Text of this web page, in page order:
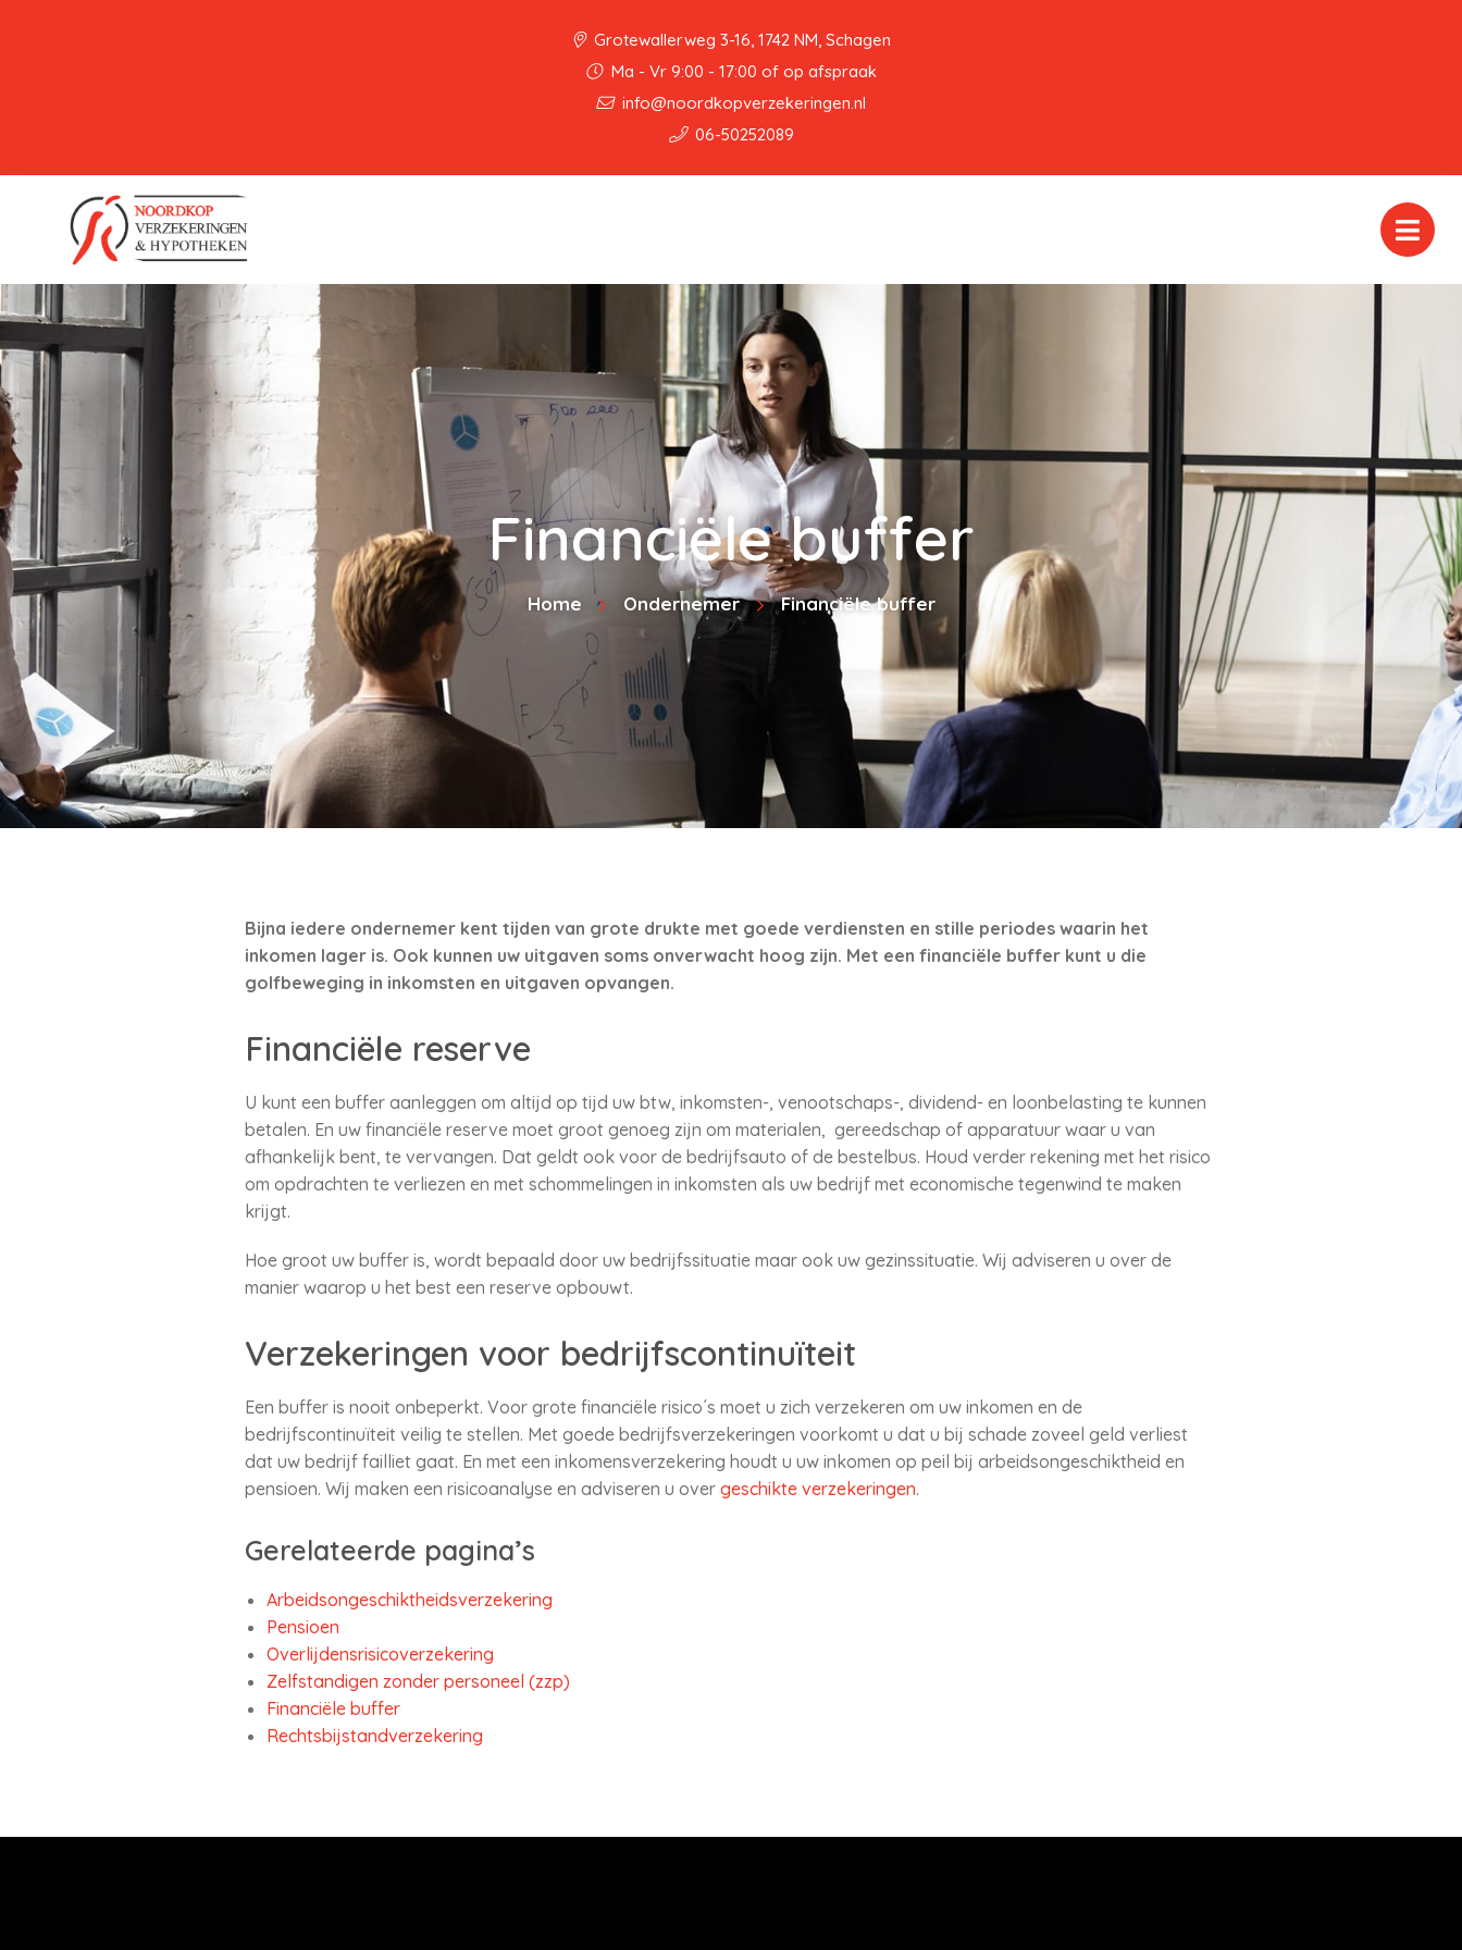
Grotewallerweg 3-16, 1742 NM, Schagen
Ma - Vr 9:00 - 17:00 of op afspraak
info@noordkopverzekeringen.nl
06-50252089
Financiële buffer
Home Ondernemer Financiële buffer
Bijna iedere ondernemer kent tijden van grote drukte met goede verdiensten en stille periodes waarin het
inkomen lager is. Ook kunnen uw uitgaven soms onverwacht hoog zijn. Met een financiële buffer kunt u die
golfbeweging in inkomsten en uitgaven opvangen.
Financiële reserve
U kunt een buffer aanleggen om altijd op tijd uw btw, inkomsten-, venootschaps-, dividend- en loonbelasting te kunnen
betalen. En uw financiële reserve moet groot genoeg zijn om materialen, gereedschap of apparatuur waar u van
afhankelijk bent, te vervangen. Dat geldt ook voor de bedrijfsauto of de bestelbus. Houd verder rekening met het risico
om opdrachten te verliezen en met schommelingen in inkomsten als uw bedrijf met economische tegenwind te maken
krijgt.
Hoe groot uw buffer is, wordt bepaald door uw bedrijfssituatie maar ook uw gezinssituatie. Wij adviseren u over de
manier waarop u het best een reserve opbouwt.
Verzekeringen voor bedrijfscontinuïteit
Een buffer is nooit onbeperkt. Voor grote financiële risico´s moet u zich verzekeren om uw inkomen en de
bedrijfscontinuïteit veilig te stellen. Met goede bedrijfsverzekeringen voorkomt u dat u bij schade zoveel geld verliest
dat uw bedrijf failliet gaat. En met een inkomensverzekering houdt u uw inkomen op peil bij arbeidsongeschiktheid en
pensioen. Wij maken een risicoanalyse en adviseren u over geschikte verzekeringen.
Gerelateerde pagina’s
Arbeidsongeschiktheidsverzekering
Pensioen
Overlijdensrisicoverzekering
Zelfstandigen zonder personeel (zzp)
Financiële buffer
Rechtsbijstandverzekering